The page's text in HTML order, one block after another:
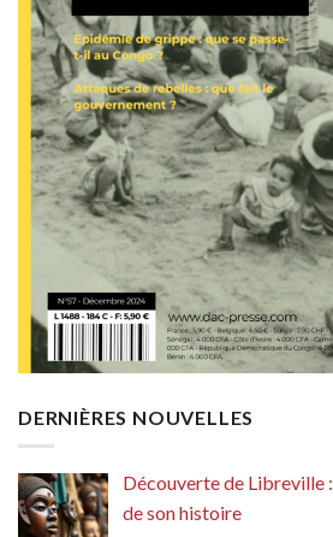
DERNIÈRES NOUVELLES
Découverte de Libreville
de son histoire